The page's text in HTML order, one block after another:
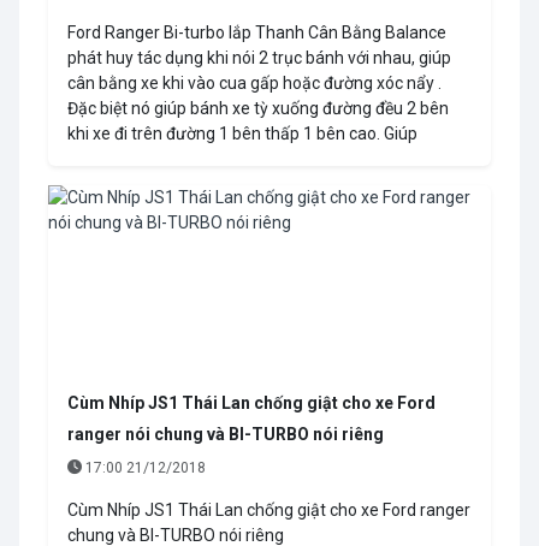
Ford Ranger Bi-turbo lắp Thanh Cân Bằng Balance
phát huy tác dụng khi nói 2 trục bánh với nhau, giúp
cân bằng xe khi vào cua gấp hoặc đường xóc nẩy .
Đặc biệt nó giúp bánh xe tỳ xuống đường đều 2 bên
khi xe đi trên đường 1 bên thấp 1 bên cao. Giúp
Cùm Nhíp JS1 Thái Lan chống giật cho xe Ford
ranger nói chung và BI-TURBO nói riêng
17:00 21/12/2018
Cùm Nhíp JS1 Thái Lan chống giật cho xe Ford ranger
chung và BI-TURBO nói riêng